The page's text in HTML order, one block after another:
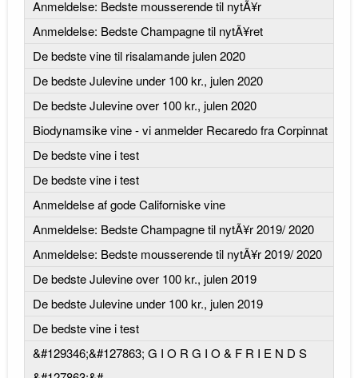
Anmeldelse: Bedste mousserende til nytÃ¥r
Anmeldelse: Bedste Champagne til nytÃ¥ret
De bedste vine til risalamande julen 2020
De bedste Julevine under 100 kr., julen 2020
De bedste Julevine over 100 kr., julen 2020
Biodynamsike vine - vi anmelder Recaredo fra Corpinnat
De bedste vine i test
De bedste vine i test
Anmeldelse af gode Californiske vine
Anmeldelse: Bedste Champagne til nytÃ¥r 2019/ 2020
Anmeldelse: Bedste mousserende til nytÃ¥r 2019/ 2020
De bedste Julevine over 100 kr., julen 2019
De bedste Julevine under 100 kr., julen 2019
De bedste vine i test
&#129346;&#127863; G I O R G I O & F R I E N D S